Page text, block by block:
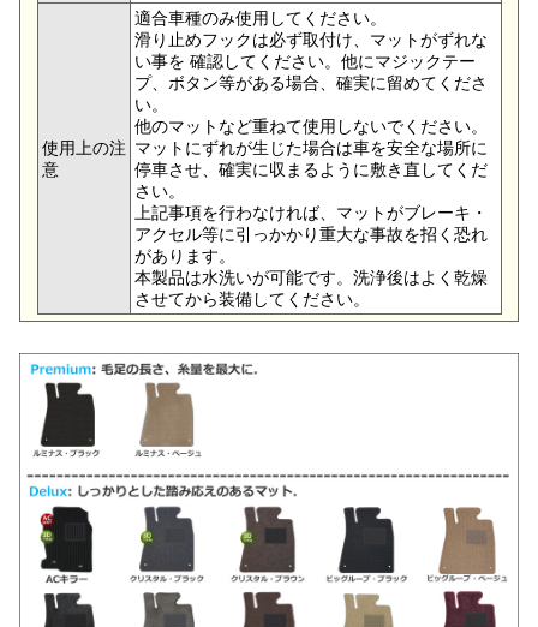
使用上の注
意
適合車種のみ使用してください。
滑り止めフックは必ず取付け、マットがずれな
い事を 確認してください。他にマジックテー
プ、ボタン等がある場合、確実に留めてくださ
い。
他のマットなど重ねて使用しないでください。
マットにずれが生じた場合は車を安全な場所に
停車させ、確実に収まるように敷き直してくだ
さい。
上記事項を行わなければ、マットがブレーキ・
アクセル等に引っかかり重大な事故を招く恐れ
があります。
本製品は水洗いが可能です。洗浄後はよく乾燥
させてから装備してください。